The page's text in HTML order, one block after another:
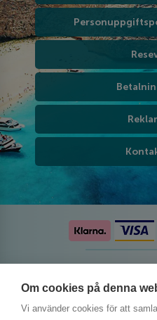
Om cookies på denna
Vi använder cookies för att